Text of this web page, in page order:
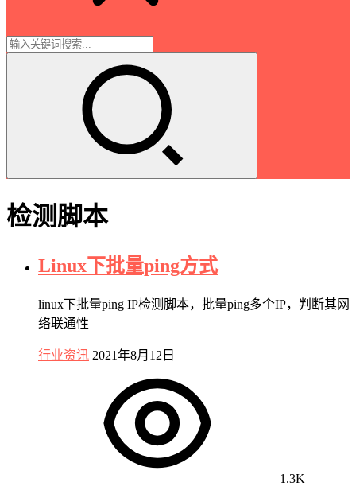
检测脚本
Linux下批量ping方式
linux下批量ping IP检测脚本，批量ping多个IP，判断其网
络联通性
行业资讯 2021年8月12日
1.3K